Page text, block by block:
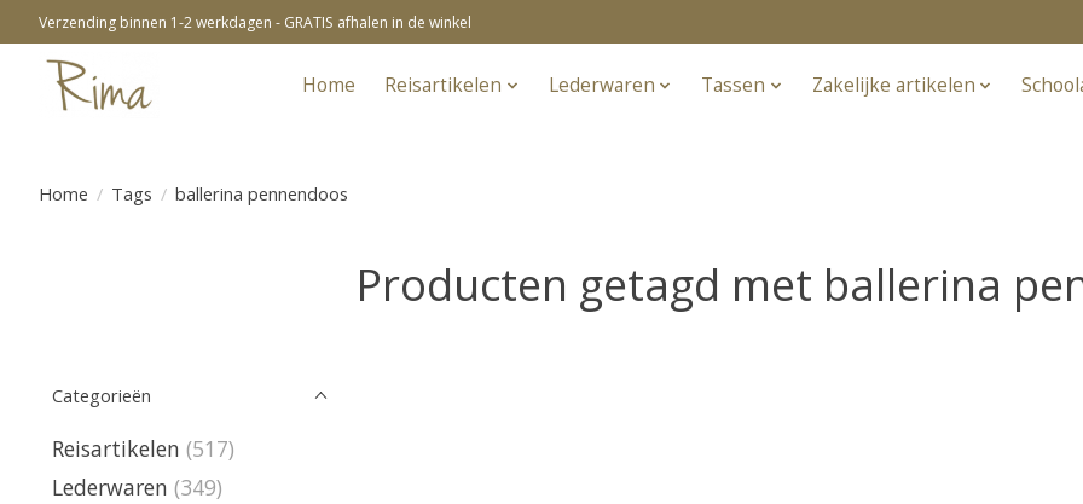
Verzending binnen 1-2 werkdagen - GRATIS afhalen in de winkel
Home Reisartikelen Lederwaren Tassen Zakelijke artikelen
Home / Tags / ballerina pennendoos
Producten getagd met ballerina
Categorieën
Reisartikelen (517)
Lederwaren (349)